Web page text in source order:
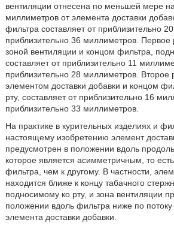
вентиляции отнесена по меньшей мере
миллиметров от элемента доставки
фильтра составляет от приблизительно
приблизительно 36 миллиметров.
зоной вентиляции и концом фильтра,
составляет от приблизительно 11
приблизительно 28 миллиметров. Второе
элементом доставки добавки и концом
рту, составляет от приблизительно 16
приблизительно 33 миллиметров.
На практике в курительных изделиях и
настоящему изобретению элемент
предусмотрен в положении вдоль
которое является асимметричным, то
фильтра, чем к другому. В частности,
находится ближе к концу табачного
подносимому ко рту, и зона вентиляции
положении вдоль фильтра ниже по потоку
элемента доставки добавки.